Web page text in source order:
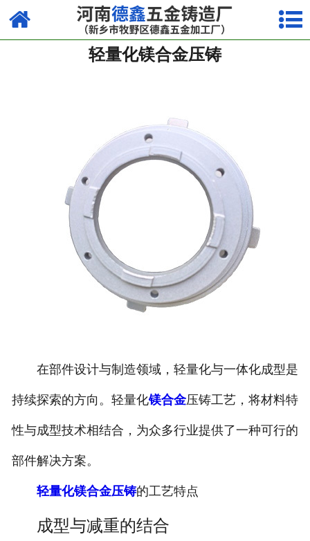
网站首页
镁合金压铸系列
锌合金压铸系列
其他
轻量化镁合金压铸
在部件设计与制造领域，轻量化与一体化成型是
持续探索的方向。轻量化镁合金压铸工艺，将材料特
性与成型技术相结合，为众多行业提供了一种可行的
部件解决方案。
轻量化镁合金压铸的工艺特点
成型与减重的结合